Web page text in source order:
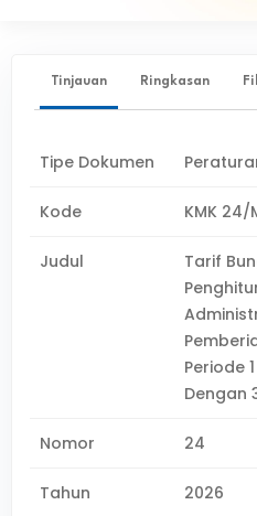
Tinjauan Ringkasan
Tipe Dokumen
Kode KMK 24/
Judul
Tarif
Periode
Dengan
Nomor 24
Tahun 2026